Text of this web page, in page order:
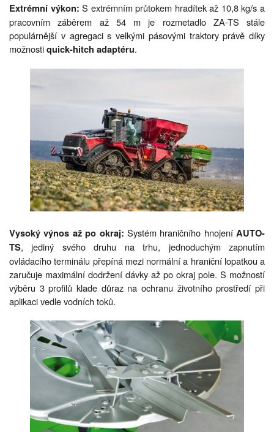
Extrémní výkon: S extrémním průtokem hradítek až 10,8 kg/s a
pracovním záběrem až 54 m je rozmetadlo ZA-TS stále
populárnější v agregaci s velkými pásovými traktory právě díky
možnostiquick-hitch adaptéru.
Vysoký výnos až po okraj: Systém hraničního hnojeníAUTO-
TS, jediný svého druhu na trhu, jednoduchým zapnutím
ovládacího terminálu přepíná mezi normální a hraniční lopatkou a
zaručuje maximální dodržení dávky až po okraj pole. S možností
výběru 3 profilů klade důraz na ochranu životního prostředí při
aplikaci vedle vodních toků.